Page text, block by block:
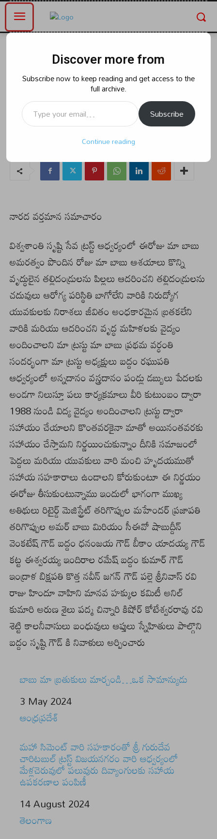
విశ్వశాంతి సృష్టి సేవ ట్రస్ట్ ఆధ్వర్యంలో
అనాదలకు అన్నదానం వస్త్రదానం పండ్లు
పంపిణి.
Friday, July 26, 2024 3:44 am
నారద వర్తమాన సమాచారం
విశ్వశాంతి సృష్టి సేవ ట్రస్ట్ ఆధ్వర్యంలో ఈరోజు మా బాబు
అమరత్వం పొందిన రోజు మా బాబు ఆశయాలు కొన్ని
వృద్ధులైన తల్లిదండ్రులను పిల్లలు ఆదరించని తల్లిదండ్రులను
చదువులు ఆరోగ్య పరిస్థితి బాగోలేని వారికి నిరుద్యోగ
యువకులకు నిరాశలు జీవితం అంధకారమైన బ్రతకలేని
వారికి మరియు ఆదరించని వృద్ధ మహిళలకు వైద్యం
అందించాలని మా ట్రస్టు మా బాబు ప్రథమ వర్ధంతి
సందర్భంగా మా ట్రస్టు అధ్యక్షులు బద్దం రఘుపతి
ఆధ్వర్యంలో అన్నదానం వస్త్రదానం పండ్లు డబ్బులు పేదలకు
అండగా నిలుస్తూ పలు కార్యక్రమాలు వీరి కుటుంబం ద్వారా
1988 నుండి విద్య వైద్యం అందించాలని ట్రస్టు ద్వారా
సహాయం చేయాలని కొంతవరకైనా మాతో అయినంతవరకు
సహాయం చేస్తామని నిర్ణయించుకున్నాం దీనికి సమాజంలో
పెద్దలు మరియు యువకులు వారి మంచి హృదయముతో
సహాయ సహకారాలు ఉండాలని కోరుకుంటూ ఈ నిర్ణయం
ఈరోజు తీసుకుంటున్నాము ఇందులో భాగంగా ముఖ్య
అతిథులు రిటైర్డ్ మెజిస్ట్రేట్ తరిగొప్పుల మహేందర్ ప్రజాపతి
తరిగొప్పుల అమర్ బాబు మిరియం సీఈవో షాబుద్దీన్
వెంకటేష్ గౌడ్ బద్దం ధనంజయ గౌడ్ బీకాం యాదయ్య గౌడ్
కట్ట ఈశ్వరయ్య ఇందిరాల రమేష్ బద్దం కుమార్ గౌడ్
ఇంద్రాళ బిక్షపతి కొత్త నవీన్ జగన్ గౌడ్ పల్లె శ్రీనివాస్ రవి
రాజు హిందూ వాహిని మానవ హక్కుల కమిటీ అనిల్
కుమారి అరుణ శైలు పద్మ చిన్నారి కిషోర్ కోటేశ్వరరావు రవి
శెట్టి కాలనీవాసులు బంధువులు ఆప్తులు స్నేహితులు పాల్గొని
బద్దం సృష్టి గౌడ్ కి నివాళులు అర్పించారు
బాబు మా బ్రతుకులు మార్చండి…ఒక సామాన్యుడు
Date
3 May 2024
In relation to
ఆంధ్రప్రదేశ్
మహా సిమెంట్ వారి సహకారంతో శ్రీ గురుదేవ
చారిటబుల్ ట్రస్ట్ విజయనగరం వారి ఆధ్వర్యంలో
మేళ్లచెరువులో పలువురు దివ్యాంగులకు సహాయ
ఉపకరణాల పంపిణీ
Date
14 August 2024
In relation to
తెలంగాణ
Discover more from
Subscribe now to keep reading and get access to the
full archive.
Type your email…
Subscribe
Continue reading